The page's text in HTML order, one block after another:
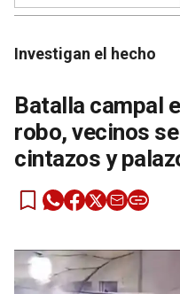
Investigan el hecho
Batalla campal
robo, vecinos
cintazos y